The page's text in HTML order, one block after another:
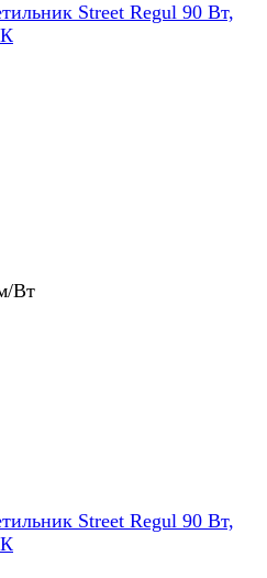
Street Regul 90 Вт,
Вт
Street Regul 90 Вт,